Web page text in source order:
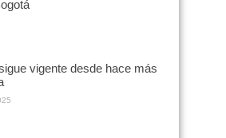
vigente desde hace más